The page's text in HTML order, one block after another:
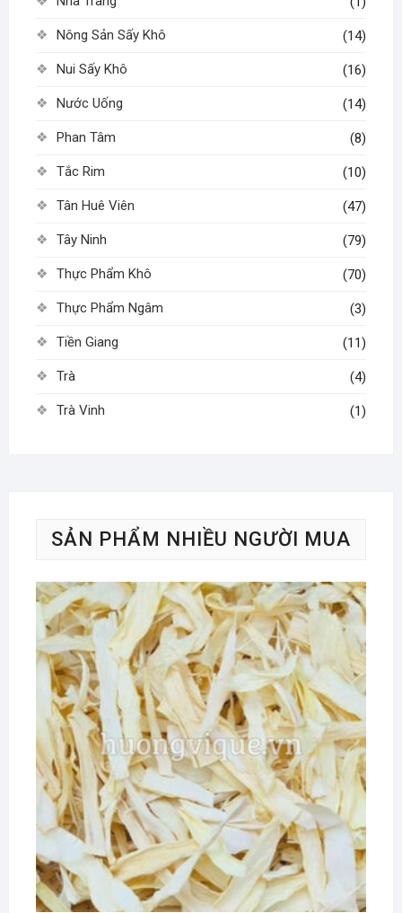
Nông Sản Sấy Khô (14)
Nui Sấy Khô (16)
Nước Uống (14)
Phan Tâm (8)
Tắc Rim (10)
Tân Huê Viên (47)
Tây Ninh (79)
Thực Phẩm Khô (70)
Thực Phẩm Ngâm (3)
Tiền Giang (11)
Trà (4)
Trà Vinh (1)
SẢN PHẨM NHIỀU NGƯỜI MUA